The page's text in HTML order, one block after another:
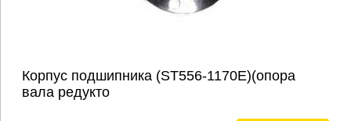
Корпус подшипника (ST556-1170E)(опора
вала редукто